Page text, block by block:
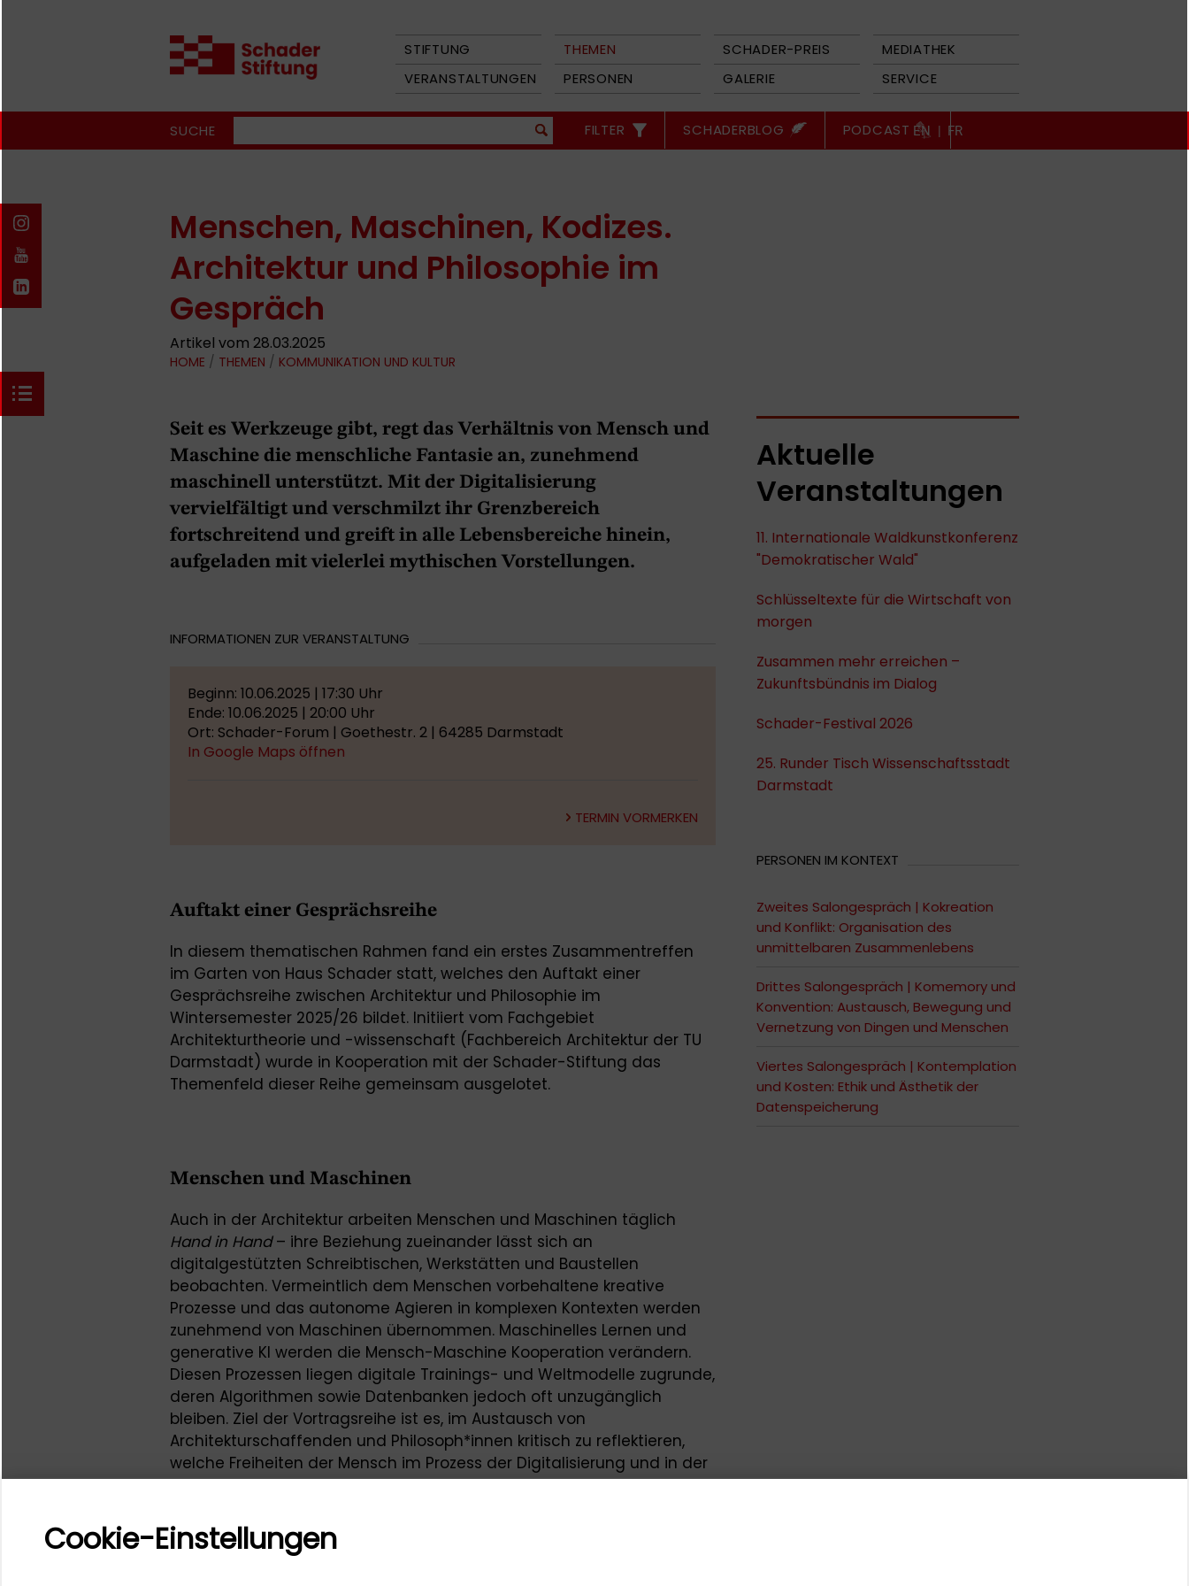
STIFTUNG THEMEN SCHADER-PREIS
MEDIATHEK
VERANSTALTUNGEN
PERSONEN GALERIE SERVICE
SUCHE FILTER SCHADERBLOG PODCAST EN | FR
Menschen, Maschinen, Kodizes.
Architektur und Philosophie im
Gespräch
Artikel vom 28.03.2025
HOME / THEMEN / KOMMUNIKATION UND KULTUR
Seit es Werkzeuge gibt, regt das Verhältnis von Mensch und
Maschine die menschliche Fantasie an, zunehmend
maschinell unterstützt. Mit der Digitalisierung
vervielfältigt und verschmilzt ihr Grenzbereich
fortschreitend und greift in alle Lebensbereiche hinein,
aufgeladen mit vielerlei mythischen Vorstellungen.
INFORMATIONEN ZUR VERANSTALTUNG
Beginn: 10.06.2025 | 17:30 Uhr
Ende: 10.06.2025 | 20:00 Uhr
Ort: Schader-Forum | Goethestr. 2 | 64285 Darmstadt
In Google Maps öffnen
TERMIN VORMERKEN
Auftakt einer Gesprächsreihe
In diesem thematischen Rahmen fand ein erstes Zusammentreffen
im Garten von Haus Schader statt, welches den Auftakt einer
Gesprächsreihe zwischen Architektur und Philosophie im
Wintersemester 2025/26 bildet. Initiiert vom Fachgebiet
Architekturtheorie und -wissenschaft (Fachbereich Architektur der TU
Darmstadt) wurde in Kooperation mit der Schader-Stiftung das
Themenfeld dieser Reihe gemeinsam ausgelotet.
Menschen und Maschinen
Auch in der Architektur arbeiten Menschen und Maschinen täglich
Hand in Hand– ihre Beziehung zueinander lässt sich an
digitalgestützten Schreibtischen, Werkstätten und Baustellen
beobachten. Vermeintlich dem Menschen vorbehaltene kreative
Prozesse und das autonome Agieren in komplexen Kontexten werden
zunehmend von Maschinen übernommen. Maschinelles Lernen und
generative KI werden die Mensch-Maschine Kooperation verändern.
Diesen Prozessen liegen digitale Trainings- und Weltmodelle zugrunde,
deren Algorithmen sowie Datenbanken jedoch oft unzugänglich
bleiben. Ziel der Vortragsreihe ist es, im Austausch von
Architekturschaffenden und Philosoph*innen kritisch zu reflektieren,
welche Freiheiten der Mensch im Prozess der Digitalisierung und in der
Kultur der Digitalität gewinnt und welche Beschränkungen der Mensch
Aktuelle
Veranstaltungen
11. Internationale Waldkunstkonferenz
"Demokratischer Wald"
Schlüsseltexte für die Wirtschaft von
morgen
Zusammen mehr erreichen –
Zukunftsbündnis im Dialog
Schader-Festival 2026
25. Runder Tisch Wissenschaftsstadt
Darmstadt
PERSONEN IM KONTEXT
Zweites Salongespräch | Kokreation
und Konflikt: Organisation des
unmittelbaren Zusammenlebens
Drittes Salongespräch | Komemory und
Konvention: Austausch, Bewegung und
Vernetzung von Dingen und Menschen
Viertes Salongespräch | Kontemplation
und Kosten: Ethik und Ästhetik der
Datenspeicherung
Cookie-Einstellungen